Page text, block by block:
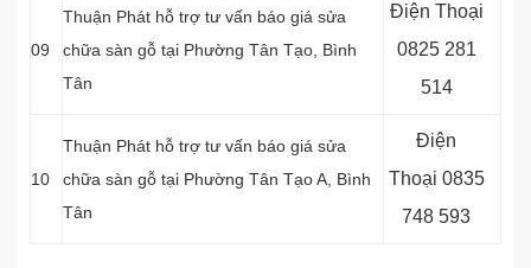
09
Thuận Phát hỗ trợ tư vấn báo giá sửa
chữa sàn gỗ tại Phường Tân Tạo, Bình
Tân
Điện Thoại
0825 281
514
10
Thuận Phát hỗ trợ tư vấn báo giá sửa
chữa sàn gỗ tại Phường Tân Tạo A, Bình
Tân
Điện
Thoại 0835
748 593